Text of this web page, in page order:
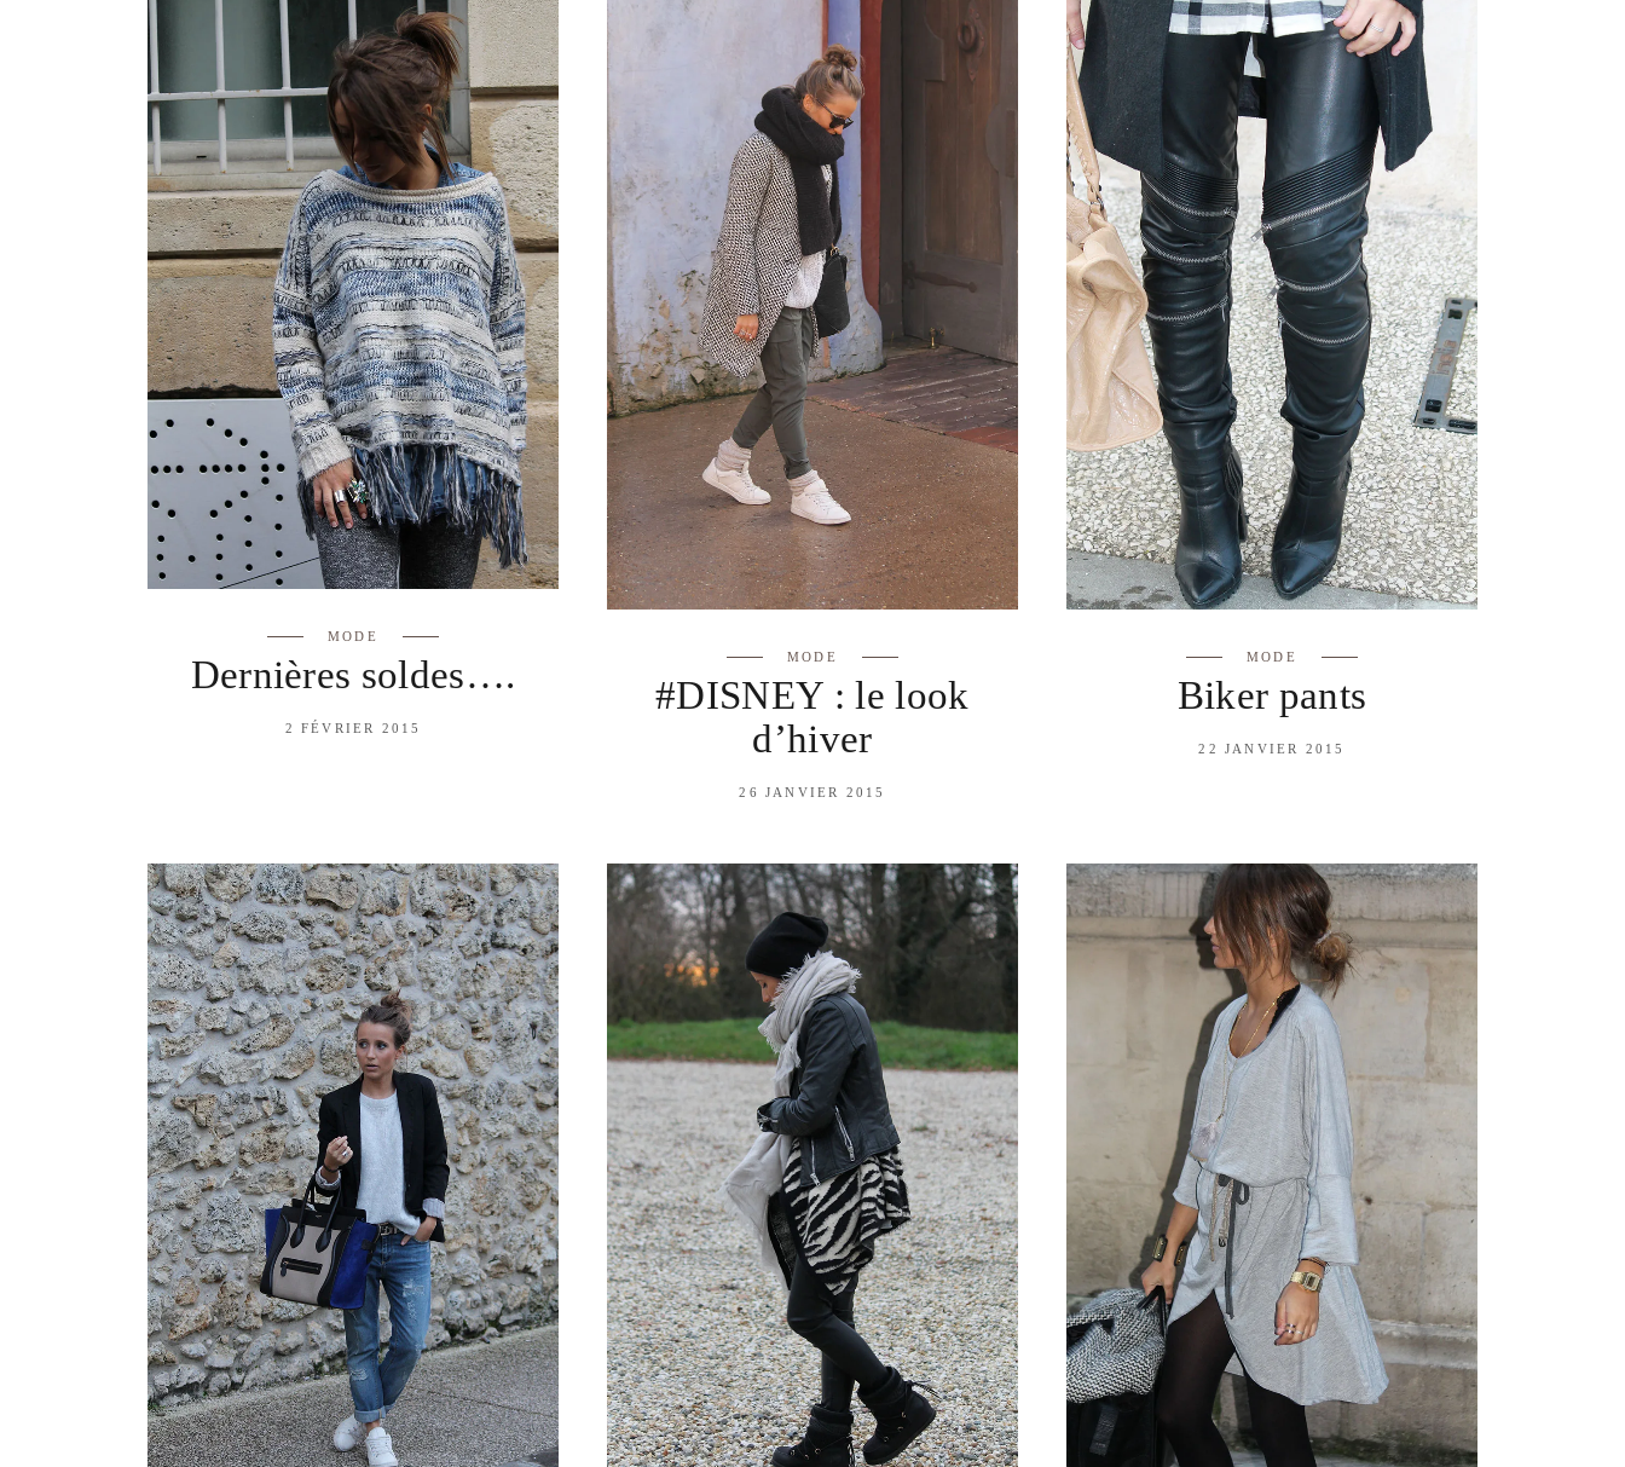
MODE
Dernières soldes….
2 FÉVRIER 2015
MODE
#DISNEY : le look
d’hiver
26 JANVIER 2015
MODE
Biker pants
22 JANVIER 2015